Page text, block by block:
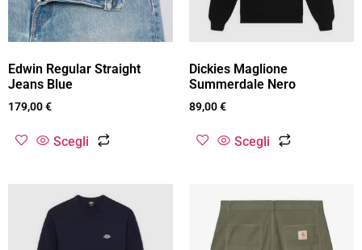
Edwin Regular Straight
Jeans Blue
179,00€
Scegli
Dickies Maglione
Summerdale Nero
89,00€
Scegli